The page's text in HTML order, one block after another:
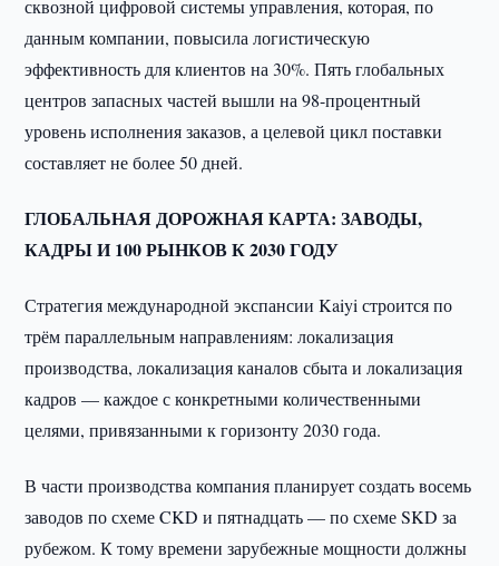
сквозной цифровой системы управления, которая, по
данным компании, повысила логистическую
эффективность для клиентов на 30%. Пять глобальных
центров запасных частей вышли на 98-процентный
уровень исполнения заказов, а целевой цикл поставки
составляет не более 50 дней.
ГЛОБАЛЬНАЯ ДОРОЖНАЯ КАРТА: ЗАВОДЫ,
КАДРЫ И 100 РЫНКОВ К 2030 ГОДУ
Стратегия международной экспансии Kaiyi строится по
трём параллельным направлениям: локализация
производства, локализация каналов сбыта и локализация
кадров — каждое с конкретными количественными
целями, привязанными к горизонту 2030 года.
В части производства компания планирует создать восемь
заводов по схеме CKD и пятнадцать — по схеме SKD за
рубежом. К тому времени зарубежные мощности должны